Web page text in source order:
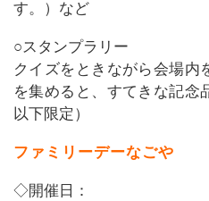
す。）など
○スタンプラリー
クイズをときながら会場内
を集めると、すてきな記念
以下限定）
ファミリーデーなごや
◇開催日：